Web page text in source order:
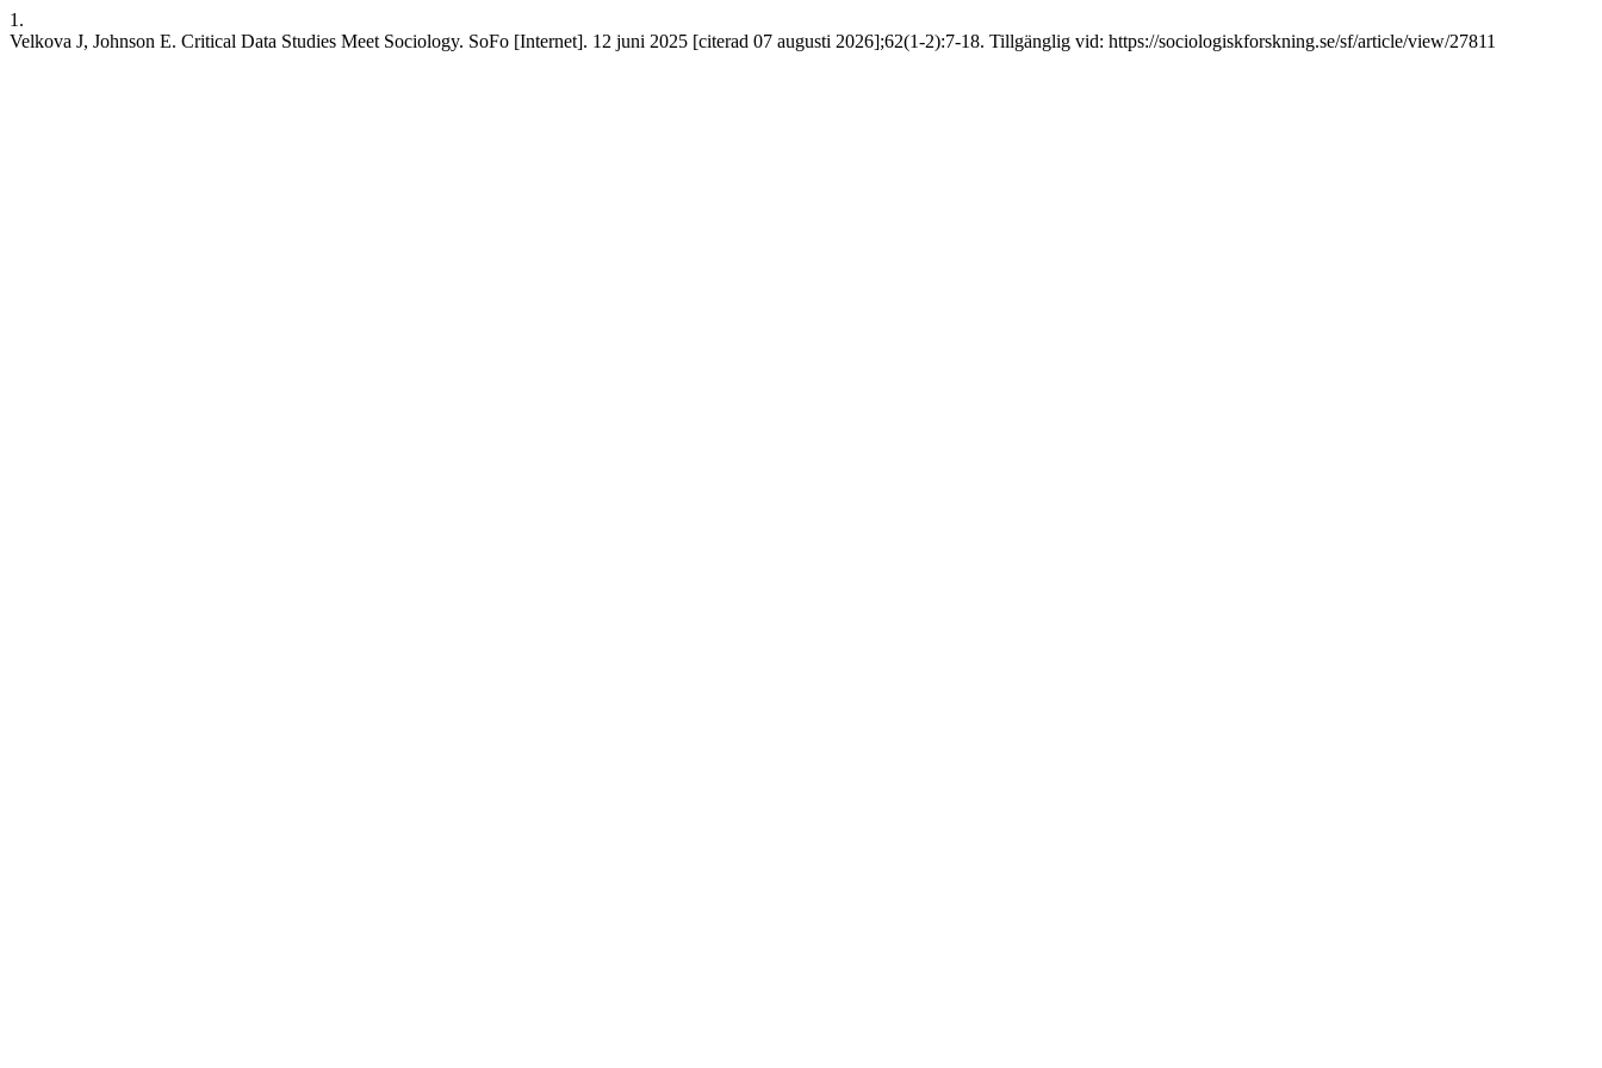
1.
Velkova J, Johnson E. Critical Data Studies Meet Sociology. SoFo [Internet]. 12 juni 2025 [citerad 07 augusti 2026];62(1-2):7-18. Tillgänglig vid: https://sociologiskforskning.se/sf/article/view/27811